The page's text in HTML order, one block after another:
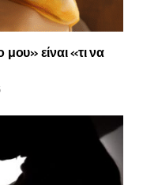
είναι «τι να